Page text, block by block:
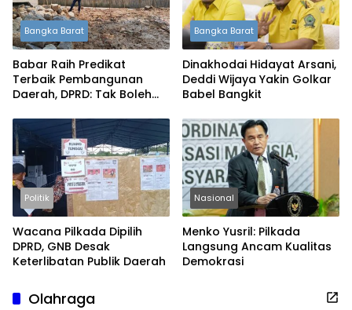
Bangka Barat
Babar Raih Predikat
Terbaik Pembangunan
Daerah, DPRD: Tak Boleh
Bangka Barat
Dinakhodai Hidayat Arsani,
Deddi Wijaya Yakin Golkar
Babel Bangkit
Politik
Wacana Pilkada Dipilih
DPRD, GNB Desak
Keterlibatan Publik Daerah
Nasional
Menko Yusril: Pilkada
Langsung Ancam Kualitas
Demokrasi
Olahraga